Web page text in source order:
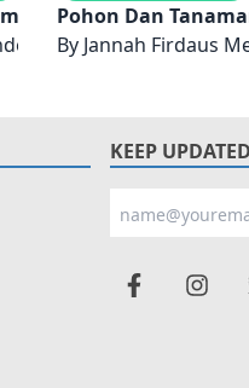
Khaduwi.
Mencegah
Ketika Pohon Kurma
Pohon Dan
By Jannah Firdaus
KEEP